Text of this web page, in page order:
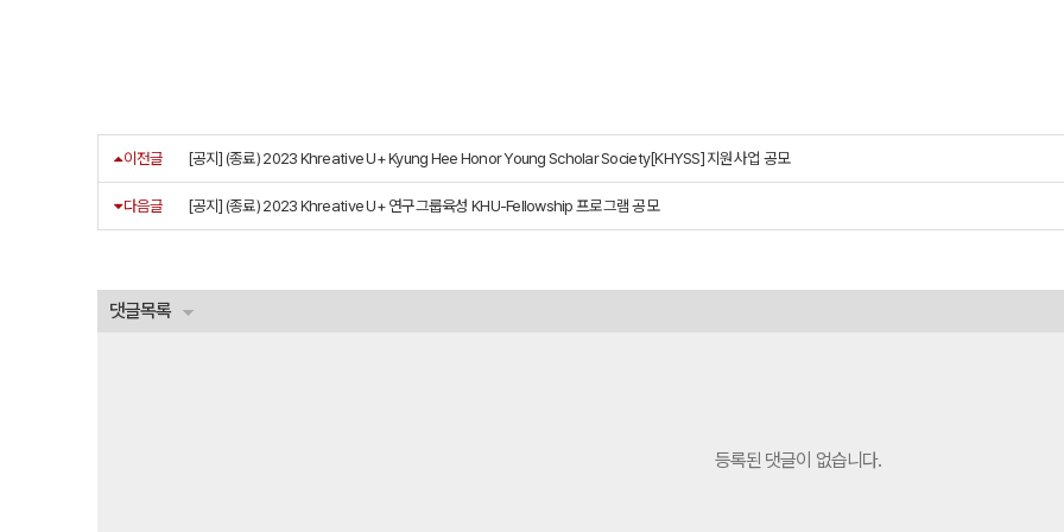
이전글 [공지] (종료) 2023 Khreative U+ Kyung Hee Honor Young Scholar Society[KHYSS] 지원사업 공모
다음글 [공지] (종료) 2023 Khreative U+ 연구그룹육성 KHU-Fellowship 프로그램 공모
댓글목록
등록된 댓글이 없습니다.